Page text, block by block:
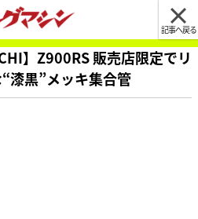
記事へ戻る
】Z900RS 販売店限定でリ
漆黒”メッキ集合管